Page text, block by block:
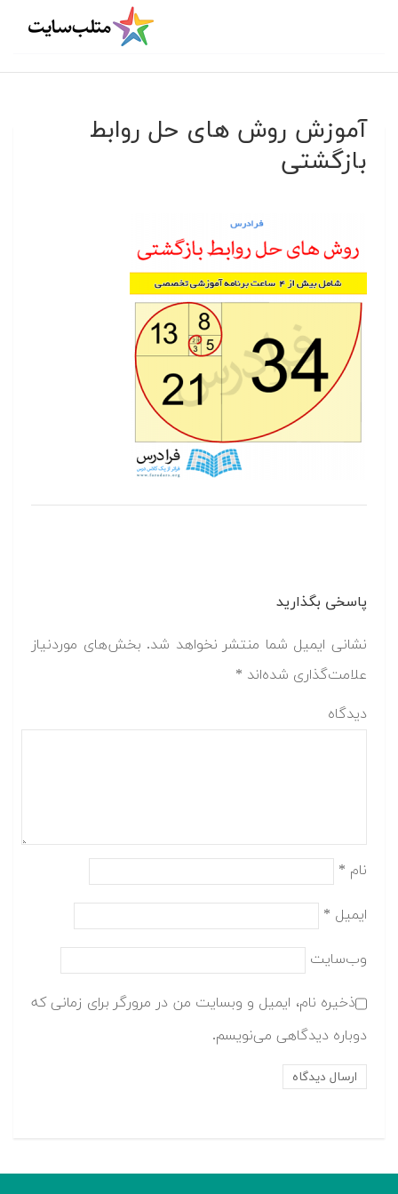
آموزش روش های حل روابط
بازگشتی
پاسخی بگذارید
نشانی ایمیل شما منتشر نخواهد شد. بخش‌های موردنیاز
علامت‌گذاری شده‌اند *
دیدگاه
نام *
ایمیل *
وب‌سایت
ذخیره نام، ایمیل و وبسایت من در مرورگر برای زمانی که
دوباره دیدگاهی می‌نویسم.